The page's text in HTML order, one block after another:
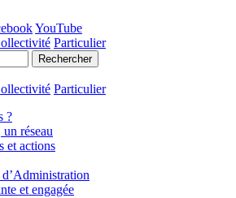
YouTube
Particulier
Particulier
?
réseau
et actions
et engagée